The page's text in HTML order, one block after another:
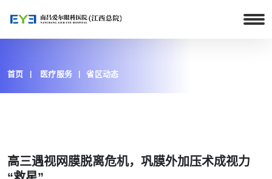
首页 医疗服务 省区动态
高三遇视网膜脱离危机，巩膜外加压术成视力